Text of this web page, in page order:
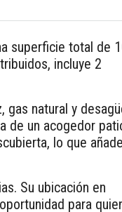
superficie total de
incluye 2
gas natural y
de un acogedor
lo que
Su ubicación en
para